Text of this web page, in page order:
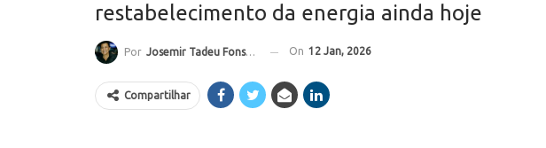
restabelecimento da energia ainda hoje
Por Josemir Tadeu Fonseca On 12 Jan, 2026
Compartilhar